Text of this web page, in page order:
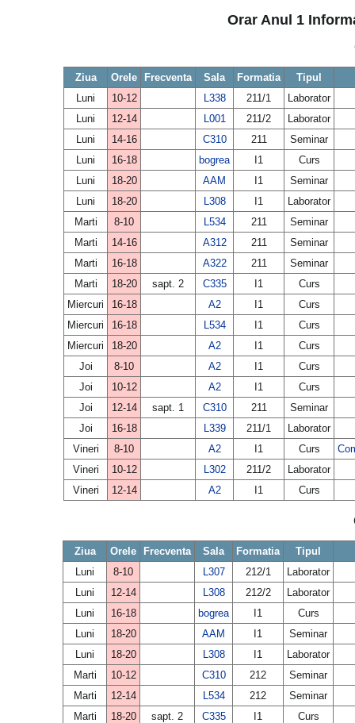
Orar Anul 1
Ziua Orele Frecventa Sala Formatia
Tipul
Luni
10-12 L338 211/1
Laborator
Luni
12-14 L001 211/2
Laborator
Luni
14-16 C310 211
Seminar
Luni
16-18 bogrea I1
Curs
Luni
18-20 AAM I1
Seminar
Luni
18-20 L308 I1
Laborator
Marti
8-10 L534 211
Seminar
Marti
14-16 A312 211
Seminar
Marti
16-18 A322 211
Seminar
Marti
18-20 sapt. 2 C335 I1
Curs
Miercuri
16-18 A2 I1
Curs
Miercuri
16-18 L534 I1
Curs
Miercuri
18-20 A2 I1
Curs
Joi
8-10 A2 I1
Curs
Joi
10-12 A2 I1
Curs
Joi
12-14 sapt. 1 C310 211
Seminar
Joi
16-18 L339 211/1
Laborator
Vineri
8-10 A2 I1 Curs
Vineri
10-12 L302 211/2
Laborator
Vineri
12-14 A2 I1 Curs
Ziua Orele Frecventa Sala Formatia
Tipul
Luni
8-10 L307 212/1
Laborator
Luni
12-14 L308 212/2
Laborator
Luni
16-18 bogrea I1
Curs
Luni
18-20 AAM I1
Seminar
Luni
18-20 L308 I1
Laborator
Marti
10-12 C310 212
Seminar
Marti
12-14 L534 212
Seminar
Marti
18-20 sapt. 2 C335 I1
Curs